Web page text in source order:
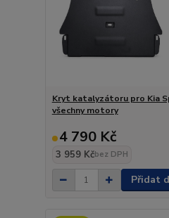
Kryt katalyzátoru pro Kia
všechny motory
4 790 Kč
3 959 Kčbez DPH
Přidat